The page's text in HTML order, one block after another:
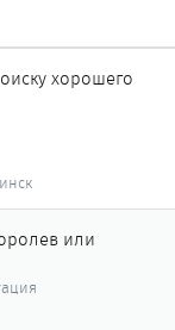
хорошего
или